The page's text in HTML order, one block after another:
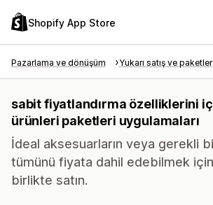
Shopify App Store
Pazarlama ve dönüşüm Yukarı satış ve paketler
sabit fiyatlandırma özelliklerini
ürünleri paketleri uygulamaları
İdeal aksesuarların veya gerekli
tümünü fiyata dahil edebilmek
birlikte satın.